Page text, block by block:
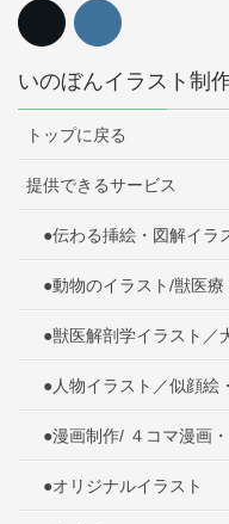
いのぼんイラスト制
トップに戻る
提供できるサービス
●伝わる挿絵・図解イラ
●動物のイラスト/獣医
●獣医解剖学イラスト／
●人物イラスト／似顔絵
●漫画制作/ ４コマ漫画
●オリジナルイラスト